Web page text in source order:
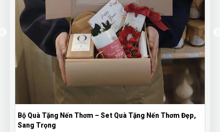
Thơm – Set Quà Tặng Nến Thơm Đẹp,
Nến Thơm Vỏ Tre/